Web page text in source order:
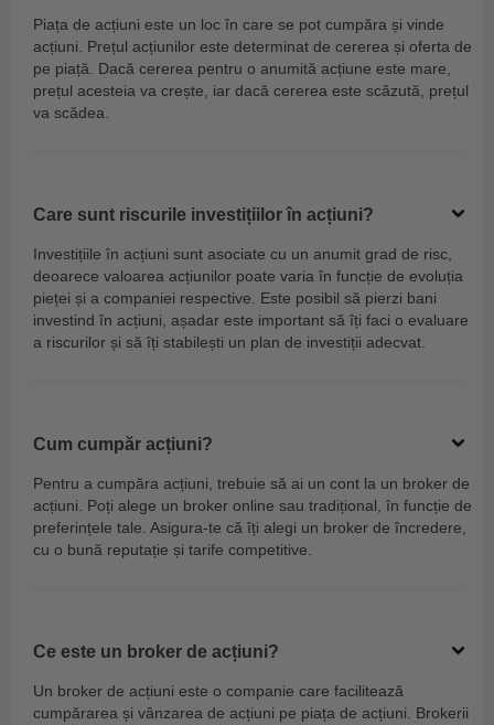
Piața de acțiuni este un loc în care se pot cumpăra și vinde
acțiuni. Prețul acțiunilor este determinat de cererea și oferta de
pe piață. Dacă cererea pentru o anumită acțiune este mare,
prețul acesteia va crește, iar dacă cererea este scăzută, prețul
va scădea.
Care sunt riscurile investițiilor în acțiuni?
Investițiile în acțiuni sunt asociate cu un anumit grad de risc,
deoarece valoarea acțiunilor poate varia în funcție de evoluția
pieței și a companiei respective. Este posibil să pierzi bani
investind în acțiuni, așadar este important să îți faci o evaluare
a riscurilor și să îți stabilești un plan de investiții adecvat.
Cum cumpăr acțiuni?
Pentru a cumpăra acțiuni, trebuie să ai un cont la un broker de
acțiuni. Poți alege un broker online sau tradițional, în funcție de
preferințele tale. Asigura-te că îți alegi un broker de încredere,
cu o bună reputație și tarife competitive.
Ce este un broker de acțiuni?
Un broker de acțiuni este o companie care facilitează
cumpărarea și vânzarea de acțiuni pe piața de acțiuni. Brokerii